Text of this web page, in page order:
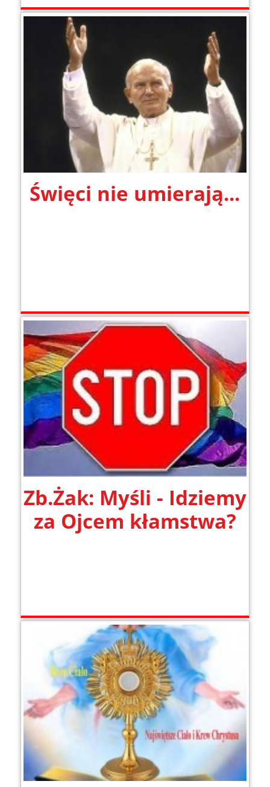
Święci nie umierają...
Zb.Żak: Myśli - Idziemy
za Ojcem kłamstwa?